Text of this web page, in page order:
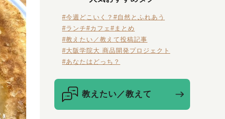
#今週どこいく？ #自然とふれあう
#ランチ#カフェ #まとめ
#教えたい／教えて投稿記事
#大阪学院大 商品開発プロジェクト
#あなたはどっち？
教えたい／教えて